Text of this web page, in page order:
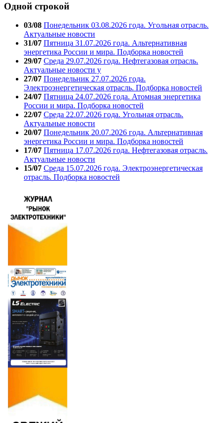
Одной строкой
03/08 Понедельник 03.08.2026 года. Угольная отрасль.
Актуальные новости
31/07 Пятница 31.07.2026 года. Альтернативная
энергетика России и мира. Подборка новостей
29/07 Среда 29.07.2026 года. Нефтегазовая отрасль.
Актуальные новости у
27/07 Понедельник 27.07.2026 года.
Электроэнергетическая отрасль. Подборка новостей
24/07 Пятница 24.07.2026 года. Атомная энергетика
России и мира. Подборка новостей
22/07 Среда 22.07.2026 года. Угольная отрасль.
Актуальные новости
20/07 Понедельник 20.07.2026 года. Альтернативная
энергетика России и мира. Подборка новостей
17/07 Пятница 17.07.2026 года. Нефтегазовая отрасль.
Актуальные новости
15/07 Среда 15.07.2026 года. Электроэнергетическая
отрасль. Подборка новостей